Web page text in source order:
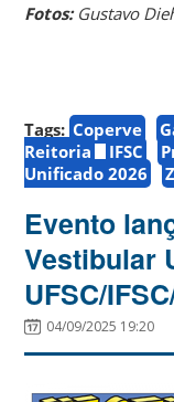
Fotos:Gustavo
Tags: Coperve
Reitoria
IFSC
Unificado 2026
Evento
Vestibular
UFSC/
04/09/2025 19:20